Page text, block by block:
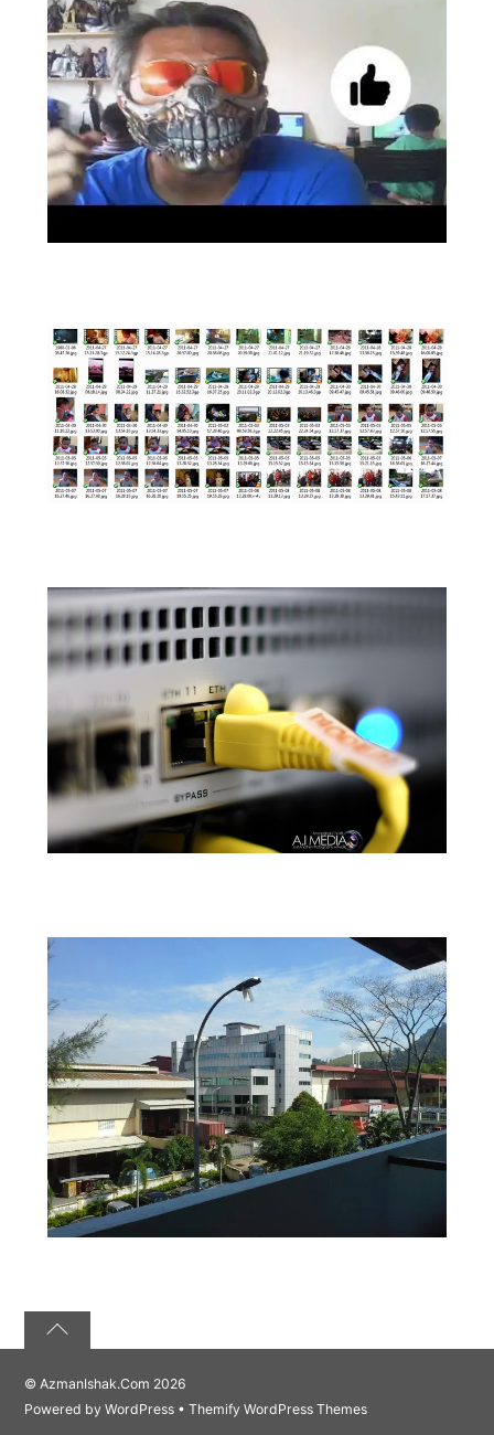
©AzmanIshak.Com 2026
Powered byWordPress •Themify WordPress Themes